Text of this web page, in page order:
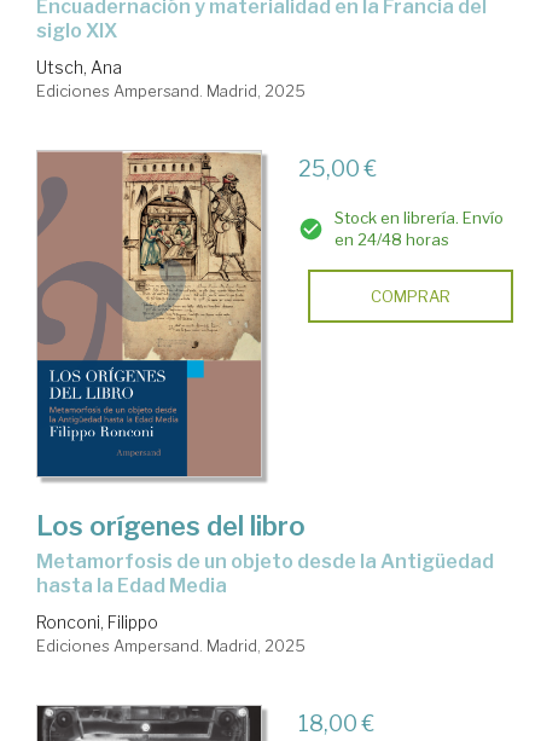
Encuadernación y materialidad en la Francia del
siglo XIX
Utsch, Ana
Ediciones Ampersand. Madrid, 2025
25,00 €
Stock en librería. Envío
en 24/48 horas
COMPRAR
Los orígenes del libro
Metamorfosis de un objeto desde la Antigüedad
hasta la Edad Media
Ronconi, Filippo
Ediciones Ampersand. Madrid, 2025
18,00 €